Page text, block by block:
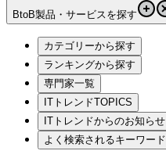
BtoB製品・サービスを探す
カテゴリーから探す
ランキングから探す
専門家一覧
ITトレンドTOPICS
ITトレンドからのお知らせ
よく検索されるキーワード